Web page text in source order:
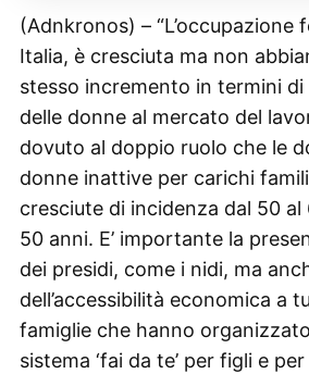
(Adnkronos) – “L’occupazione
Italia, è cresciuta ma non
stesso incremento in termini
delle donne al mercato del
dovuto al doppio ruolo che le
donne inattive per carichi
cresciute di incidenza dal 50 al
50 anni. E’ importante la
dei presidi, come i nidi, ma
dell’accessibilità economica a
famiglie che hanno
sistema ‘fai da te’ per figli e